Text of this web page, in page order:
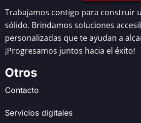
Trabajamos contigo para construir
sólido. Brindamos soluciones
personalizadas que te ayudan a
¡Progresamos juntos hacia el éxito!
Otros
Contacto
Servicios digitales